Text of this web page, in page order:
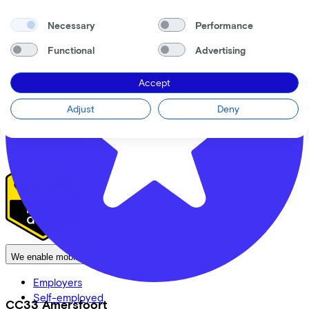
CC33 Amersfoort
About us
Contact
FAQ
Security & Privacy
Proud partner of
We enable mobility
Employers
Self-employed
Necessary Performance
Functional Advertising
Accept
Adjust Deny